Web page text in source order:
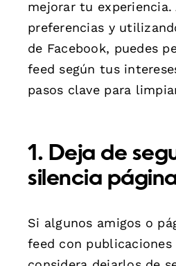
mejorar tu
preferencias y
de Facebook, puedes
feed según tus
pasos clave para
1. Deja de
silencia
Si algunos amigos o
feed con publicaciones